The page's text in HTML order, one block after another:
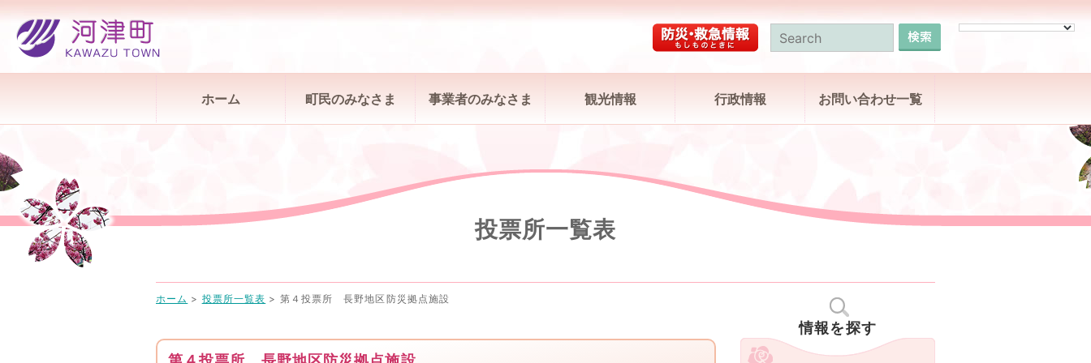
ホーム 町民のみなさま 事業者のみなさま 観光情報 行政情報 お問い合わせ一覧
投票所一覧表
情報を探す
ホーム > 投票所一覧表 > 第４投票所 長野地区防災拠点施設